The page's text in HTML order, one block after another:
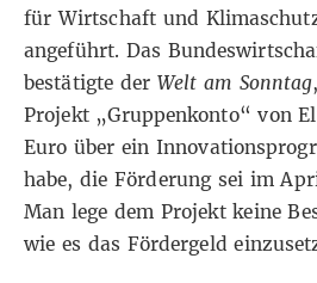
für Wirtschaft und
angeführt. Das
bestätigte der Welt am Sonntag
Projekt „Gruppenkonto“ von
Euro über ein
habe, die Förderung sei im
Man lege dem Projekt keine
wie es das Fördergeld